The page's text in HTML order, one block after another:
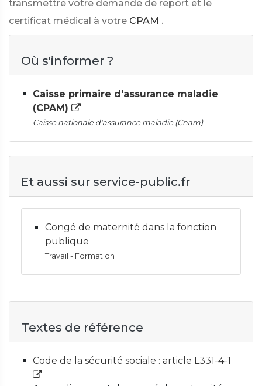
transmettre votre demande de report et le
certificat médical à votre CPAM .
Où s'informer ?
Caisse primaire d'assurance maladie
(CPAM)
Caisse nationale d'assurance maladie (Cnam)
Et aussi sur service-public.fr
Congé de maternité dans la fonction
publique
Travail - Formation
Textes de référence
Code de la sécurité sociale : article L331-4-1